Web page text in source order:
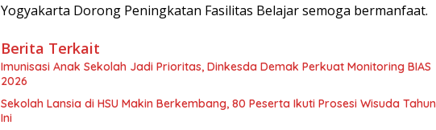
Yogyakarta Dorong Peningkatan Fasilitas Belajar semoga bermanfaat.
Berita Terkait
Imunisasi Anak Sekolah Jadi Prioritas, Dinkesda Demak Perkuat Monitoring BIAS
2026
Sekolah Lansia di HSU Makin Berkembang, 80 Peserta Ikuti Prosesi Wisuda Tahun
Ini